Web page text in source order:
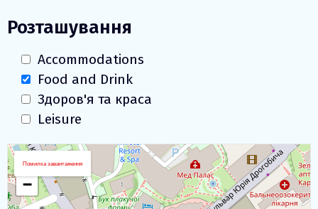
Розташування
Accommodations
Food and Drink
Здоров'я та краса
Leisure
Завантаження карти
+
−
Помилка завантаження